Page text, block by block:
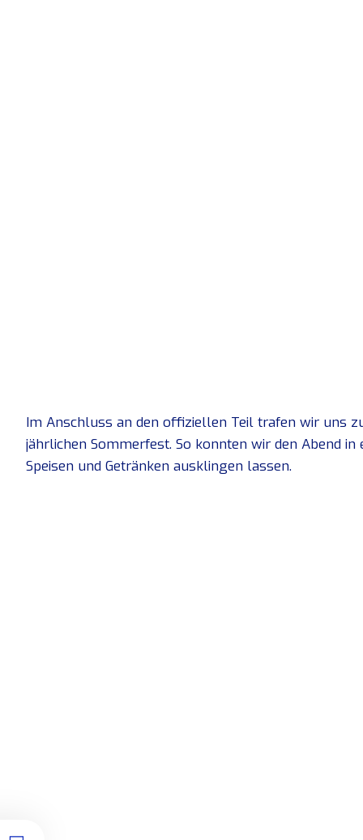
Im Anschluss an den offiziellen Teil trafen wir uns
jährlichen Sommerfest. So konnten wir den Abend
Speisen und Getränken ausklingen lassen.